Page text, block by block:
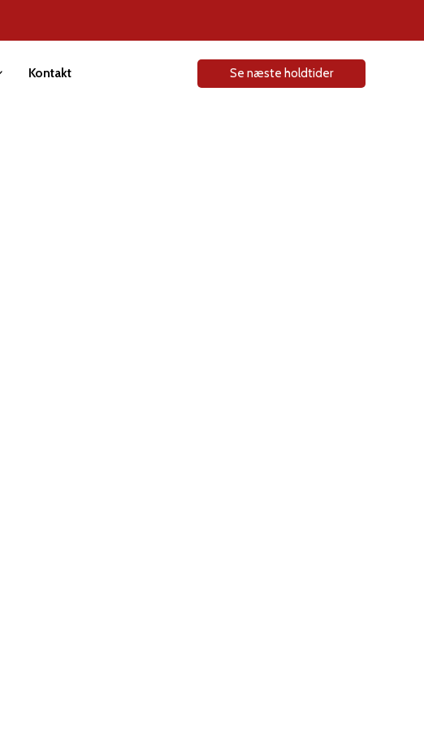
Kontakt Se næste holdtider